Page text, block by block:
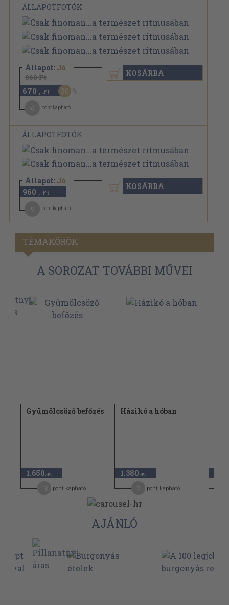
ÁLLAPOTFOTÓK
Állapot: Jó
960 Ft
670 ,-Ft 30
pont kapható
KOSÁRBA
ÁLLAPOTFOTÓK
Állapot: Jó
960 ,-Ft
pont kapható
KOSÁRBA
TÉMAKÖRÖK
A SOROZAT TOVÁBBI MŰVEI
Gyümölcsöző befőzés
1.650 ,-Ft
pont kapható
Házikó a hóban
1.380 ,-Ft
pont kapható
AJÁNLÓ